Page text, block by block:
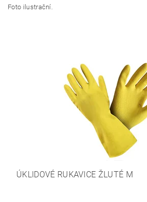
Foto ilustrační.
ÚKLIDOVÉ RUKAVICE ŽLUTÉ M